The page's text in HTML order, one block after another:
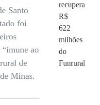
Santo
foi
ao
de
Minas.
recupera
R$
622
milhões
do
Funrural